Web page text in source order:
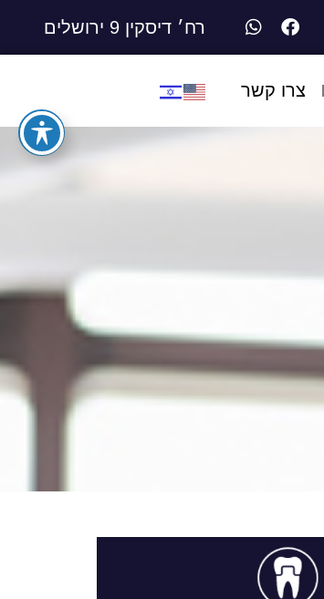
רח׳ דיסקין 9 ירושלים
צרו קשר